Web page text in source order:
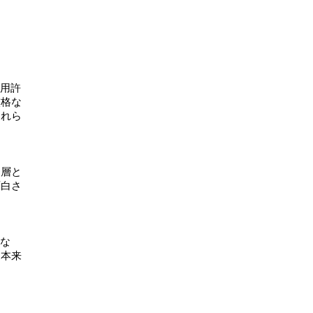
許
な
ら
と
さ
来